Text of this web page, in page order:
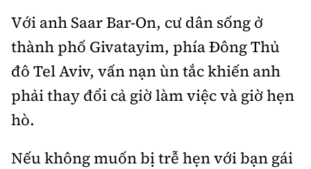
Thông tin tòa
soạn
Với anh Saar Bar-On, cư dân sống ở
thành phố Givatayim, phía Đông Thủ
đô Tel Aviv, vấn nạn ùn tắc khiến anh
phải thay đổi cả giờ làm việc và giờ hẹn
hò.
Nếu không muốn bị trễ hẹn với bạn gái